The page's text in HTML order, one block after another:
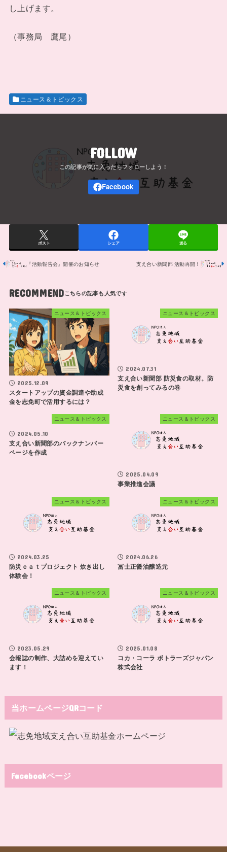
し上げます。
（事務局 鷹尾）
ニュース＆トピックス
FOLLOW
ポスト シェア 送る
『活動報告会』開催のお知らせ 支え合い新聞部 活動再開！
RECOMMEND
ニュース＆トピックス
2025.12.09
スタートアップの資金調達や助成
金を志免町で活用するには？
ニュース＆トピックス
2024.07.31
支え合い新聞部 防災食の取材。防
災食を創ってみるの巻
ニュース＆トピックス
2024.05.10
支え合い新聞部のバックナンバー
ページを作成
ニュース＆トピックス
2025.04.09
事業推進会議
ニュース＆トピックス
2024.03.25
防災ｅａｔプロジェクト 炊き出し
体験会！
ニュース＆トピックス
2024.06.26
冨士正醤油醸造元
ニュース＆トピックス
2023.05.29
会報誌の制作、大詰めを迎えてい
ます！
ニュース＆トピックス
2025.01.08
コカ・コーラ ボトラーズジャパン
株式会社
当ホームページQRコード
Facebookページ